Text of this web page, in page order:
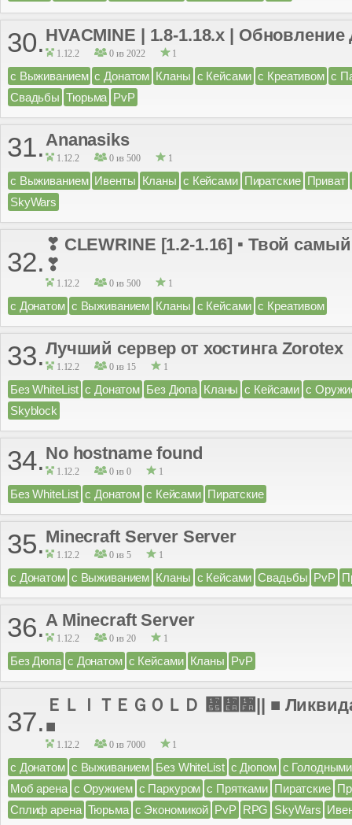
30. HVACMINE | 1.8-1.18.x | Обновление
1.12.2 0 из 2022 1
с Выживанием с Донатом Кланы с Кейсами с Креативом с
Свадьбы Тюрьма PvP
31.Ananasiks
1.12.2 0 из 500 1
с Выживанием Ивенты Кланы с Кейсами Пиратские Приват
SkyWars
32.
❣ CLEWRINE [1.2-1.16] ▪ Твой
❣
1.12.2 0 из 500 1
с Донатом с Выживанием Кланы с Кейсами с Креативом
33.Лучший сервер от хостинга Zorotex
1.12.2 0 из 15 1
Без WhiteList с Донатом Без Дюпа Кланы с Кейсами с
Skyblock
34. No hostname found
1.12.2 0 из 0 1
Без WhiteList с Донатом с Кейсами Пиратские
35. Minecraft Server Server
1.12.2 0 из 5 1
с Донатом с Выживанием Кланы с Кейсами Свадьбы PvP
36.A Minecraft Server
1.12.2 0 из 20 1
Без Дюпа с Донатом с Кейсами Кланы PvP
37.
ＥＬＩＴＥＧＯＬＤ ᝕៪៺|| ■
■
1.12.2 0 из 7000 1
с Донатом с Выживанием Без WhiteList с Дюпом с
Моб арена с Оружием с Паркуром с Прятками Пиратские
Сплиф арена Тюрьма с Экономикой PvP RPG SkyWars